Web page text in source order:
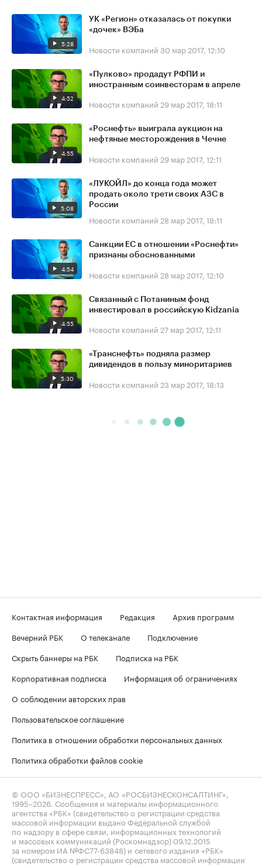
5:28
УК «Регион» отказалась от покупки
«дочек» ВЭБа
Новости компаний 30 мар 2017, 12:10
4:52
«Пулково» продадут РФПИ и
иностранным соинвесторам в апреле
Новости компаний 29 мар 2017, 18:11
4:55
«Роснефть» выиграла аукцион на
нефтяные месторождения в Чечне
Новости компаний 29 мар 2017, 12:11
5:08
«ЛУКОЙЛ» до конца года может
продать около трети своих АЗС в
России
Новости компаний 28 мар 2017, 18:11
4:54
Санкции ЕС в отношении «Роснефти»
признаны обоснованными
Новости компаний 28 мар 2017, 12:10
4:55
Связанный с Потаниным фонд
инвестировал в российскую Kidzania
Новости компаний 27 мар 2017, 12:11
5:30
«Транснефть» подняла размер
дивидендов в пользу миноритариев
Новости компаний 23 мар 2017, 18:13
Контактная информация Редакция
Архив программ
Вечерний РБК
О телеканале
Подключение
Скрыть баннеры на РБК
Подписка на РБК
Корпоративная подписка
Информация об ограничениях
О соблюдении авторских прав
Пользовательское соглашение
Политика в отношении обработки персональных данных
Политика обработки файлов cookie
© ООО «БИЗНЕСПРЕСС», АО «РОСБИЗНЕСКОНСАЛТИНГ»,
1995–2026. Сообщения и материалы информационного
агентства «РБК» (свидетельство о регистрации средства
массовой информации выдано Федеральной службой
по надзору в сфере связи, информационных технологий
и массовых коммуникаций (Роскомнадзор) 09.12.2015
за номером ИА №ФС77-63848) и сетевого издания «РБК»
(свидетельство о регистрации средства массовой информации